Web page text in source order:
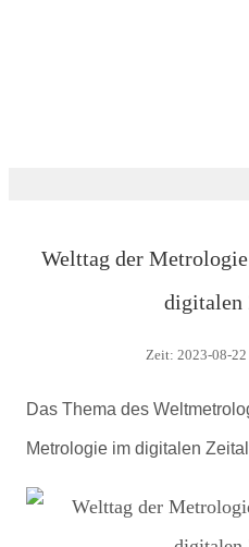
Welttag der
digitalen
Zeit: 2023-08-22
Das Thema des
Metrologie im digitalen